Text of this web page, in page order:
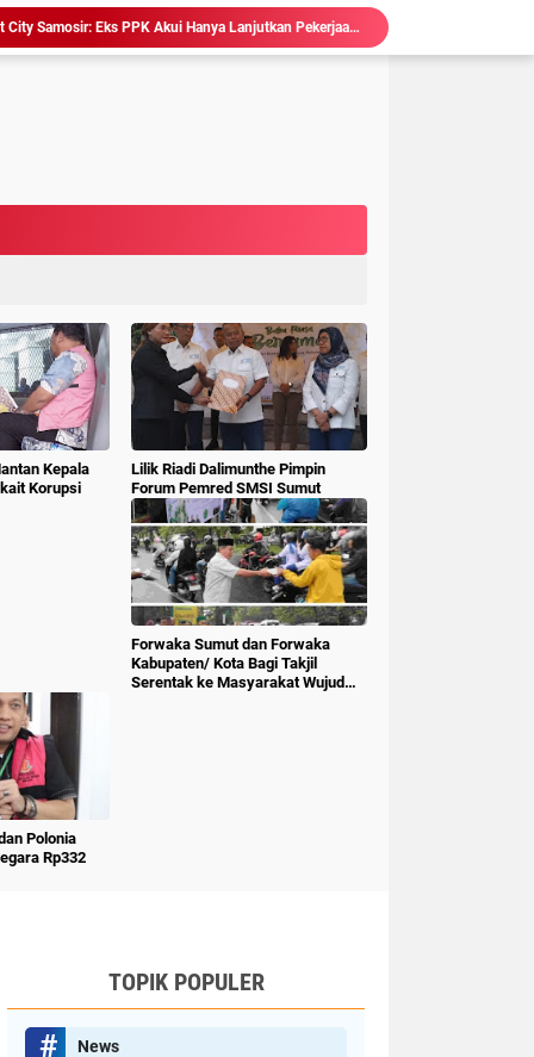
Ketum LSM Pucuk Bukit Nusantara Akan Laporkan Kepsek Yang Langgar Aturan Menteri ke APH , Terkait Dana Revitalisasi Sekolah
Sekolah, Rawan Korupsi
Hakim Ingatkan Saksi Fahrizal Konsultan Pengawas, "Jangan Asal Beri Keterangan Didepan Persidangan "
Kepala
Korupsi
Lilik Riadi Dalimunthe Pimpin
Forum Pemred SMSI Sumut
Forwaka Sumut dan Forwaka
Kabupaten/ Kota Bagi Takjil
Serentak ke Masyarakat Wujud
Polonia
Rp332
TOPIK POPULER
News